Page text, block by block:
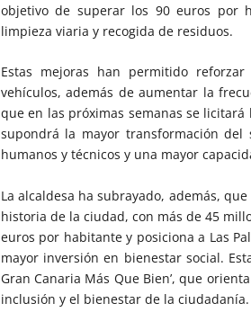
objetivo de superar los 90 euros por
limpieza viaria y recogida de residuos.
Estas mejoras han permitido
vehículos, además de aumentar la
que en las próximas semanas se
supondrá la mayor transformación
humanos y técnicos y una mayor
La alcaldesa ha subrayado, además,
historia de la ciudad, con más de 45
euros por habitante y posiciona a Las
mayor inversión en bienestar social.
Gran Canaria Más Que Bien’, que
inclusión y el bienestar de la ciudadanía.